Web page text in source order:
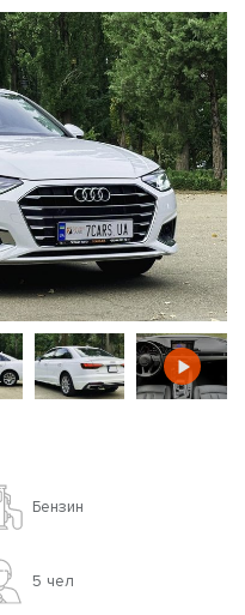
Бензин
5 чел